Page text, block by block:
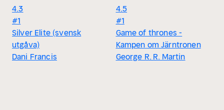
4.3
#1
Silver Elite (svensk
utgåva)
Dani Francis
4.5
#1
Game of thrones -
Kampen om Järntronen
George R. R. Martin